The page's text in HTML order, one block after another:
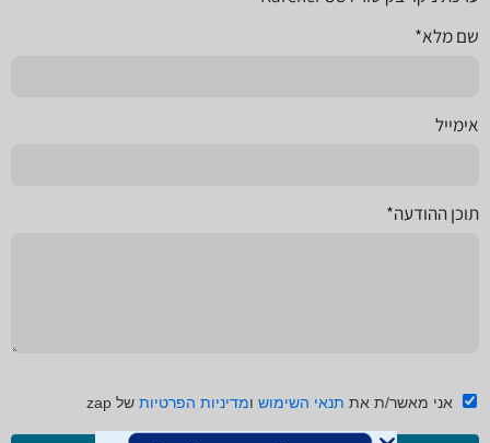
שם מלא*
אימייל
תוכן ההודעה*
אני מאשר/ת את תנאי השימוש ומדיניות הפרטיות של zap